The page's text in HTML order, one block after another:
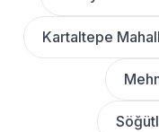
Kartaltepe